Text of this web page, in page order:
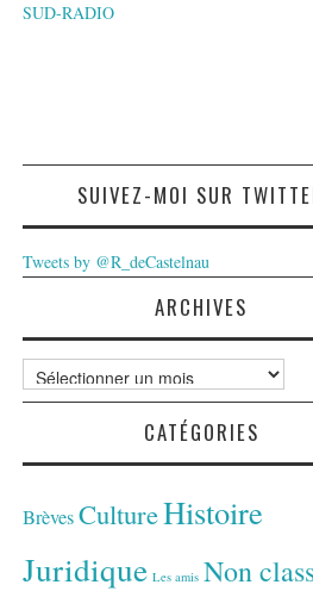
SUD-RADIO
SUIVEZ-MOI SUR
Tweets by @R_deCastelnau
ARCHIVES
Archives
CATÉGORIES
BrèvesCultureHistoire
Juridique Les amis Non